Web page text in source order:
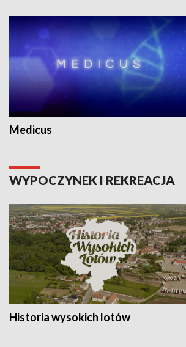
Medicus
WYPOCZYNEK I REKREACJA
Historia wysokich lotów